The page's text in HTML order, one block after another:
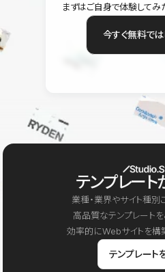
まずはご自身で体験してみ
今すぐ無料では
テンプレー
業種・業界やサイト種
高品質なテンプレートを
効率的にWebサイトを構
テンプレート